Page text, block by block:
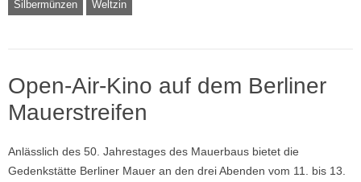
Silbermünzen
Weltzin
Open-Air-Kino auf dem Berliner
Mauerstreifen
Anlässlich des 50. Jahrestages des Mauerbaus bietet die
Gedenkstätte Berliner Mauer an den drei Abenden vom 11. bis 13.